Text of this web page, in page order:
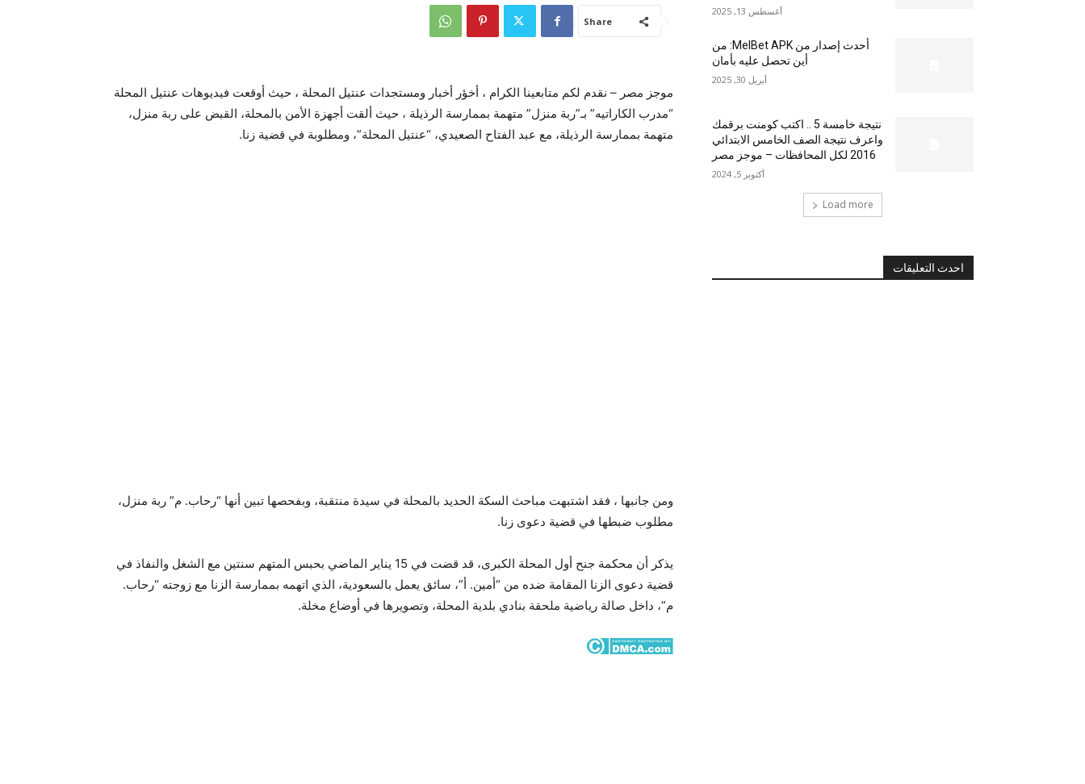
Share
موجز مصر – نقدم لكم متابعينا الكرام ، أخؤر أخبار ومستجدات عنتيل المحلة ، حيث أوقعت فيديوهات عنتيل المحلة
“مدرب الكاراتيه” بـ”ربة منزل” متهمة بممارسة الرذيلة ، حيث ألقت أجهزة الأمن بالمحلة، القبض على ربة منزل،
متهمة بممارسة الرذيلة، مع عبد الفتاح الصعيدي، “عنتيل المحلة”، ومطلوبة في قضية زنا.
ومن جانبها ، فقد اشتبهت مباحث السكة الحديد بالمحلة في سيدة منتقبة، وبفحصها تبين أنها “رحاب. م” ربة منزل،
مطلوب ضبطها في قضية دعوى زنا.
يذكر أن محكمة جنح أول المحلة الكبرى، قد قضت في 15 يناير الماضي بحبس المتهم سنتين مع الشغل والنفاذ في
قضية دعوى الزنا المقامة ضده من “أمين. أ”، سائق يعمل بالسعودية، الذي اتهمه بممارسة الزنا مع زوجته “رحاب.
م”، داخل صالة رياضية ملحقة بنادي بلدية المحلة، وتصويرها في أوضاع مخلة.
أغسطس 13, 2025
أحدث إصدار من MelBet APK: من
أين تحصل عليه بأمان
أبريل 30, 2025
نتيجة خامسة 5 .. اكتب كومنت برقمك
واعرف نتيجة الصف الخامس الابتدائي
2016 لكل المحافظات – موجز مصر
أكتوبر 5, 2024
Load more
احدث التعليقات